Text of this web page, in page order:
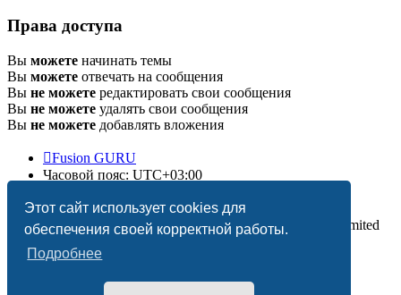
Этот сайт использует cookies для
обеспечения своей корректной работы.
Подробнее
Права доступа
Вы можете начинать темы
Вы можете отвечать на сообщения
Вы не можете редактировать свои сообщения
Вы не можете удалять свои сообщения
Вы не можете добавлять вложения
Fusion GURU
Часовой пояс: UTC+03:00
Создано на основеphpBB® Forum Software © phpBB Limited